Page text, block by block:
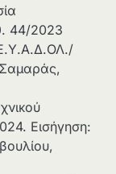
44/2023
Εισήγηση: